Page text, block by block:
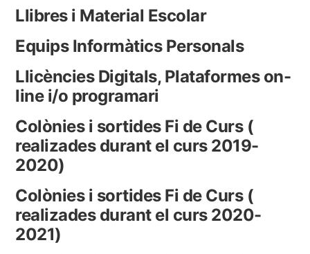
Llibres i Material Escolar
Equips Informàtics Personals
Llicències Digitals, Plataformes on-
line i/o programari
Colònies i sortides Fi de Curs (
realizades durant el curs 2019-
2020)
Colònies i sortides Fi de Curs (
realizades durant el curs 2020-
2021)